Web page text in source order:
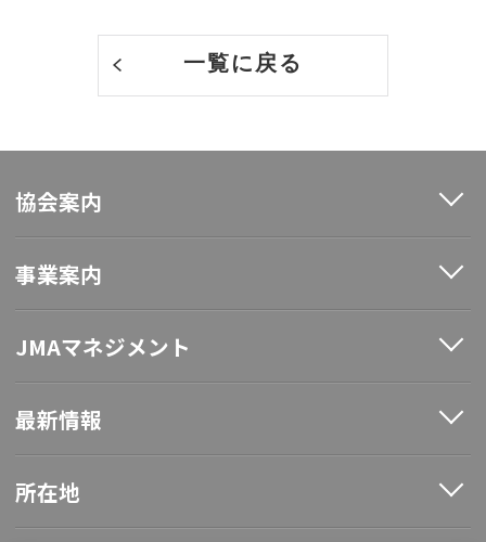
一覧に戻る
協会案内
事業案内
JMAマネジメント
最新情報
所在地